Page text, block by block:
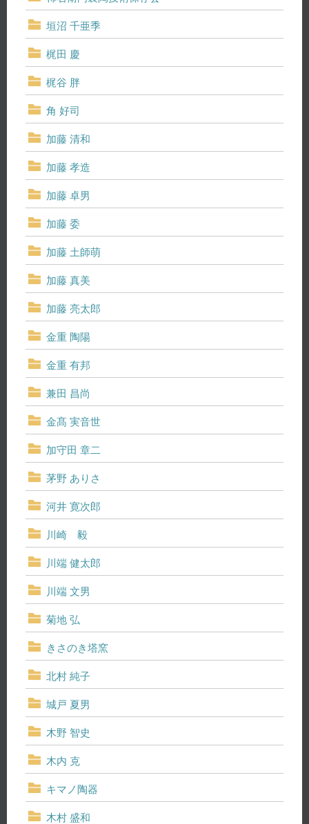
垣沼 千亜季
梶田 慶
梶谷 胖
角 好司
加藤 清和
加藤 孝造
加藤 卓男
加藤 委
加藤 土師萌
加藤 真美
加藤 亮太郎
金重 陶陽
金重 有邦
兼田 昌尚
金髙 実音世
加守田 章二
茅野 ありさ
河井 寛次郎
川崎 毅
川端 健太郎
川端 文男
菊地 弘
きさのき塔窯
北村 純子
城戸 夏男
木野 智史
木内 克
キマノ陶器
木村 盛和